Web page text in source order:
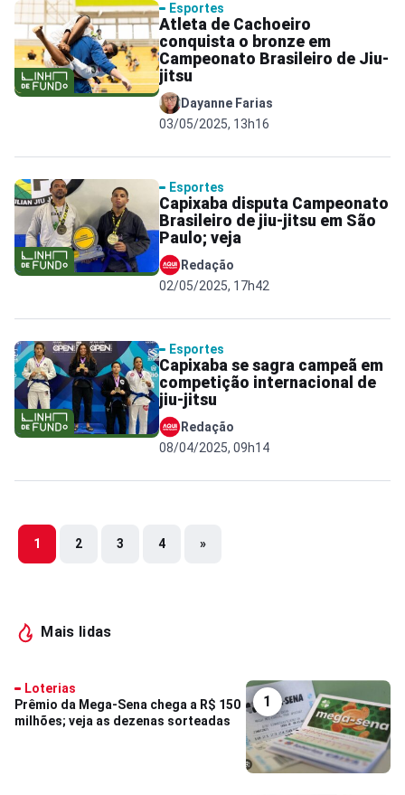
Esportes
Atleta de Cachoeiro
conquista o bronze em
Campeonato Brasileiro de Jiu-
jitsu
Dayanne Farias
03/05/2025, 13h16
Esportes
Capixaba disputa Campeonato
Brasileiro de jiu-jitsu em São
Paulo; veja
Redação
02/05/2025, 17h42
Esportes
Capixaba se sagra campeã em
competição internacional de
jiu-jitsu
Redação
08/04/2025, 09h14
Mais lidas
1
Loterias
Prêmio da Mega-Sena chega a R$ 150
milhões; veja as dezenas sorteadas
1 2 3 4 »